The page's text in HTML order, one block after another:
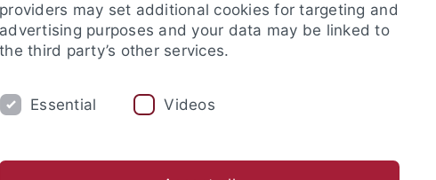
FORSCHUNG KONTAKT
Fakultät Romanisches Seminar
providers may set additional cookies for targeting and
advertising purposes and your data may be linked to
the third party’s other services.
Essential Videos